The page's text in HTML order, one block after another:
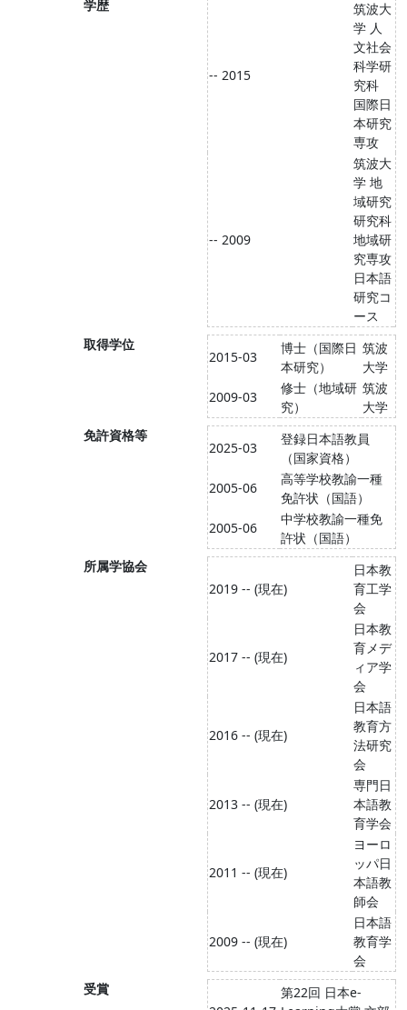
学歴
-- 2015
筑波大
学 人
文社会
科学研
究科
国際日
本研究
専攻
-- 2009
筑波大
学 地
域研究
研究科
地域研
究専攻
日本語
研究コ
ース
取得学位
2015-03
博士（国際日
本研究）
筑波
大学
2009-03
修士（地域研
究）
筑波
大学
免許資格等
2025-03
登録日本語教員
（国家資格）
2005-06
高等学校教諭一種
免許状（国語）
2005-06
中学校教諭一種免
許状（国語）
所属学協会
2019 -- (現在)
日本教
育工学
会
2017 -- (現在)
日本教
育メデ
ィア学
会
2016 -- (現在)
日本語
教育方
法研究
会
2013 -- (現在)
専門日
本語教
育学会
2011 -- (現在)
ヨーロ
ッパ日
本語教
師会
2009 -- (現在)
日本語
教育学
会
受賞
第22回 日本e-